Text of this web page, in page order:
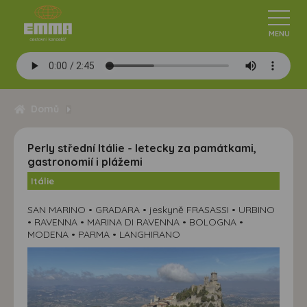
Perly střední Itálie - letecky za památkami,
gastronomií i plážemi
Itálie
SAN MARINO • GRADARA • jeskyně FRASASSI • URBINO
• RAVENNA • MARINA DI RAVENNA • BOLOGNA •
MODENA • PARMA • LANGHIRANO